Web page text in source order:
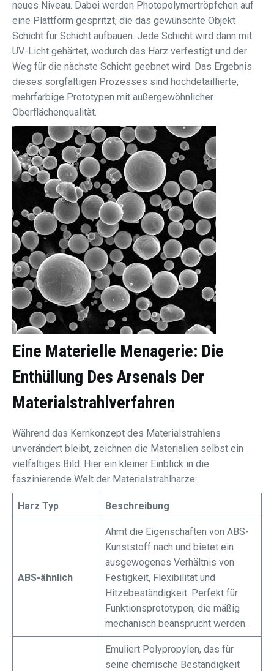
neues Niveau. Dabei werden Photopolymertröpfchen auf
eine Plattform gespritzt, die das gewünschte Objekt
Schicht für Schicht aufbauen. Jede Schicht wird dann mit
UV-Licht gehärtet, wodurch das Harz verfestigt und der
Weg für die nächste Schicht geebnet wird. Das Ergebnis
dieses sorgfältigen Prozesses sind hochdetaillierte,
mehrfarbige Prototypen mit außergewöhnlicher
Oberflächenqualität.
Eine Materielle Menagerie: Die
Enthüllung Des Arsenals Der
Materialstrahlverfahren
Während das Kernkonzept des Materialstrahlens
unverändert bleibt, zeichnen die Materialien selbst ein
vielfältiges Bild. Hier ein kleiner Einblick in die
faszinierende Welt der Materialstrahlharze:
Harz Typ Beschreibung
ABS-ähnlich
Ahmt die Eigenschaften von ABS-
Kunststoff nach und bietet ein
ausgewogenes Verhältnis von
Festigkeit, Flexibilität und
Hitzebeständigkeit. Perfekt für
Funktionsprototypen, die mäßig
mechanisch beansprucht werden.
Emuliert Polypropylen, das für
seine chemische Beständigkeit